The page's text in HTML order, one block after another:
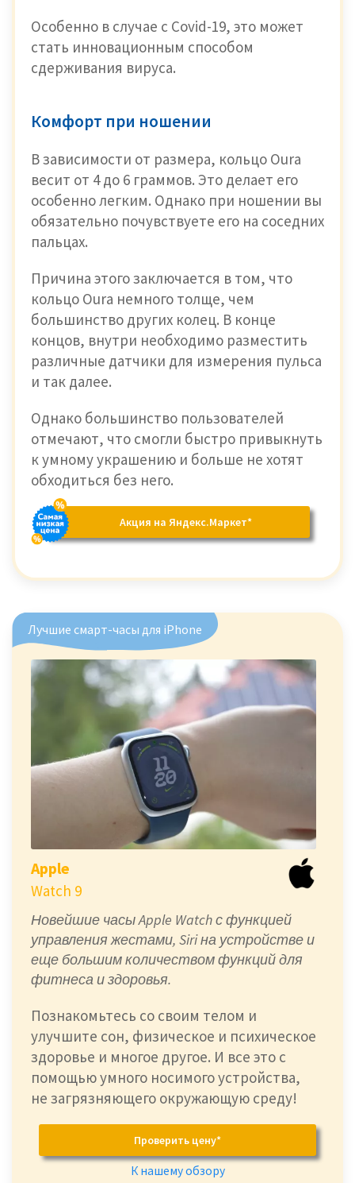
Особенно в случае с Covid-19, это может
стать инновационным способом
сдерживания вируса.
Комфорт при ношении
В зависимости от размера, кольцо Oura
весит от 4 до 6 граммов. Это делает его
особенно легким. Однако при ношении вы
обязательно почувствуете его на соседних
пальцах.
Причина этого заключается в том, что
кольцо Oura немного толще, чем
большинство других колец. В конце
концов, внутри необходимо разместить
различные датчики для измерения пульса
и так далее.
Однако большинство пользователей
отмечают, что смогли быстро привыкнуть
к умному украшению и больше не хотят
обходиться без него.
Акция на Яндекс.Маркет*
Лучшие смарт-часы для iPhone
Apple
Watch 9
Новейшие часы Apple Watch с функцией
управления жестами, Siri на устройстве и
еще большим количеством функций для
фитнеса и здоровья.
Познакомьтесь со своим телом и
улучшите сон, физическое и психическое
здоровье и многое другое. И все это с
помощью умного носимого устройства,
не загрязняющего окружающую среду!
Проверить цену*
К нашему обзору